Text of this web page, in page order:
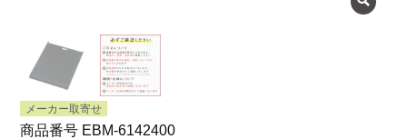
プライバシーポリシー
特定商取引法に関する表示
メーカー取寄せ
商品番号 EBM-6142400